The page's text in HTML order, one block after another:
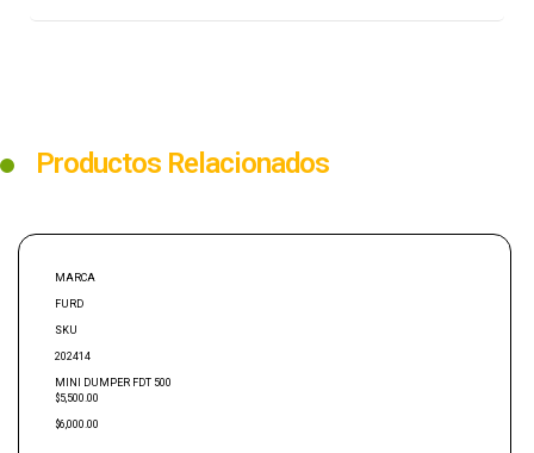
Productos Relacionados
MARCA
FURD
SKU
202414
MINI DUMPER FDT 500
$5,500.00
$6,000.00